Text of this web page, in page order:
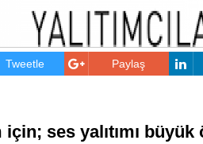
Tweetle Paylaş
için; ses yalıtımı büyük